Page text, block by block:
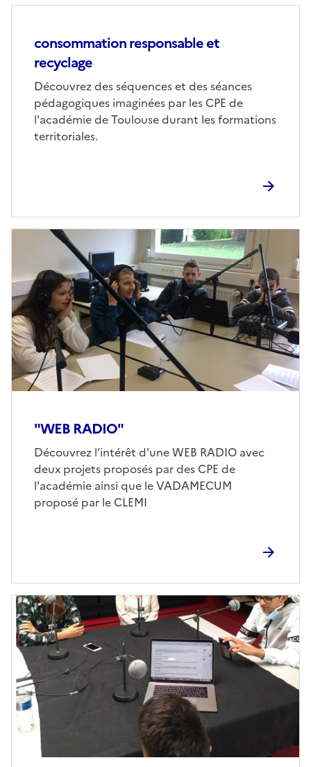
consommation responsable et
recyclage
Corps
Découvrez des séquences et des séances
pédagogiques imaginées par les CPE de
l'académie de Toulouse durant les formations
territoriales.
"WEB RADIO"
Corps
Découvrez l’intérêt d'une WEB RADIO avec
deux projets proposés par des CPE de
l'académie ainsi que le VADAMECUM
proposé par le CLEMI
couverture
(conseillée)
Image
de
couverture
(conseillée)